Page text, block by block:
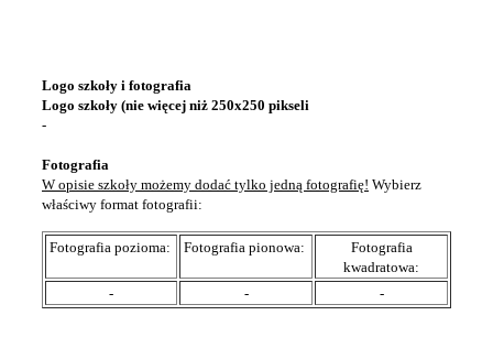
Logo szkoły i fotografia
Logo szkoły (nie więcej niż 250x250 pikseli
-
Fotografia
W opisie szkoły możemy dodać tylko jedną fotografię! Wybierz
właściwy format fotografii:
Fotografia pozioma: Fotografia pionowa:
Fotografia
kwadratowa:
-
- -